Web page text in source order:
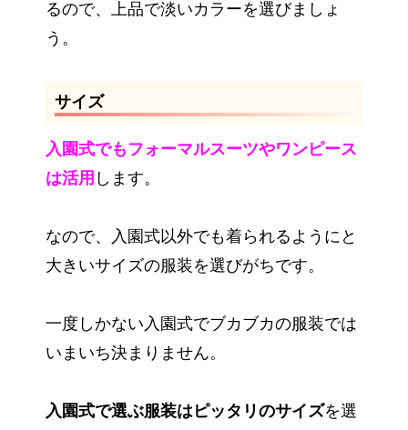
るので、上品で淡いカラーを選びましょ
う。
サイズ
入園式でもフォーマルスーツやワンピース
は活用 します。
なので、入園式以外でも着られるようにと
大きいサイズの服装を選びがちです。
一度しかない入園式でブカブカの服装では
いまいち決まりません。
入園式で選ぶ服装はピッタリのサイズを選